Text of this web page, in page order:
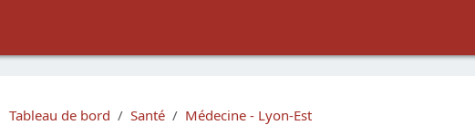
Tableau de bord Santé Médecine - Lyon-Est